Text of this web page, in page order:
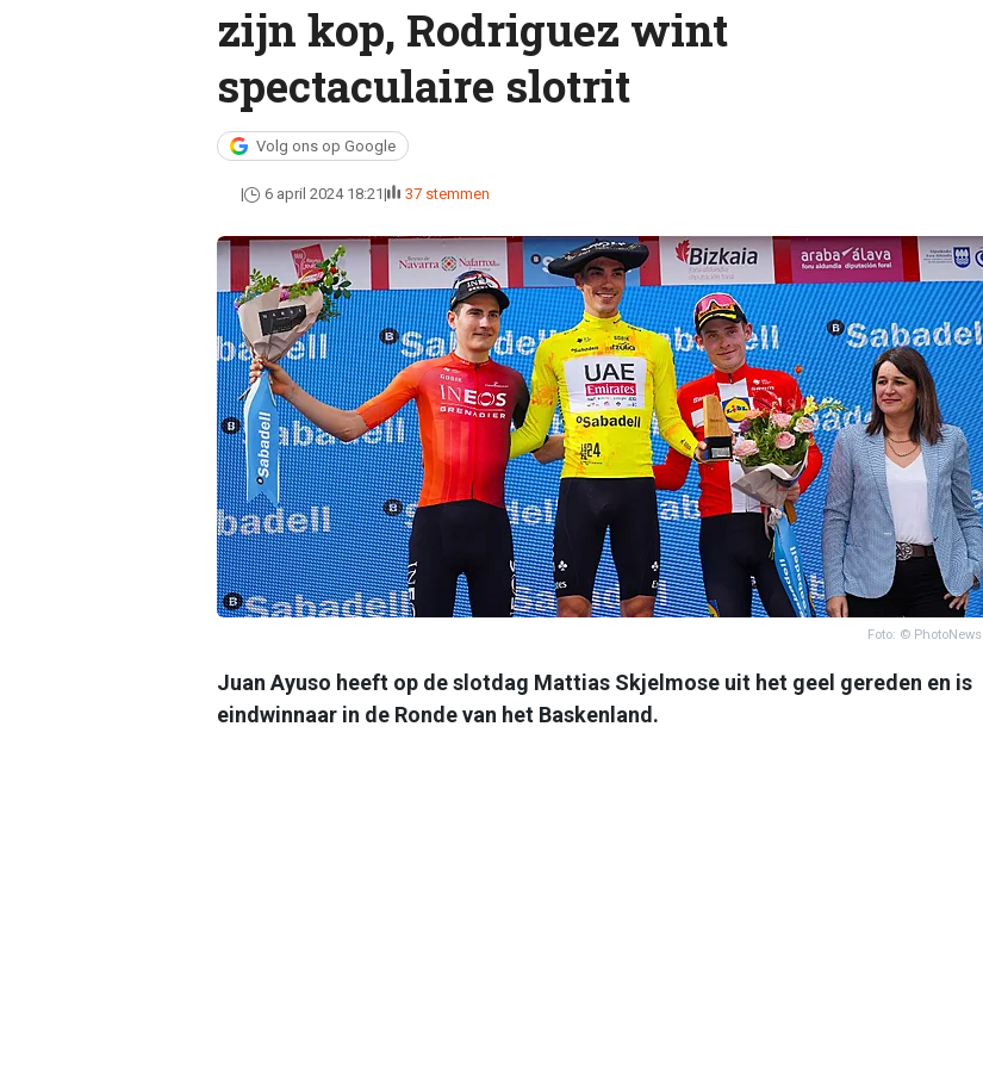
zijn kop, Rodriguez wint
spectaculaire slotrit
Volg ons op Google
6 april 2024 18:21 37 stemmen
Foto: © PhotoNews
Juan Ayuso heeft op de slotdag Mattias Skjelmose uit het geel gereden en is
eindwinnaar in de Ronde van het Baskenland.